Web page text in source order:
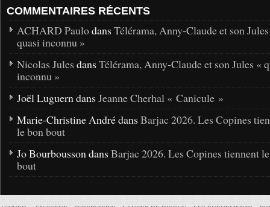
COMMENTAIRES RÉCENTS
ACHARD Paulodans Télérama, Anny-Claude et son
quasi inconnu »
Nicolas Jules dans Télérama, Anny-Claude et son Jules «
inconnu »
Joël Luguern dans Jeanne Cherhal « Canicule »
Marie-Christine André dans Barjac 2026. Les Copines
le bon bout
Jo Bourbousson dans Barjac 2026. Les Copines tiennent
bout